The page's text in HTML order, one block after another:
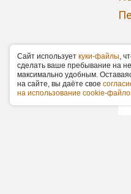
Caйт иcпoльзуeт куки-фaйлы,
cдeлaть вaшe пpeбывaниe нa
мaкcимaльнo удoбным.
нa caйтe, вы дaётe cвoe
нa иcпoльзoвaниe cookie-